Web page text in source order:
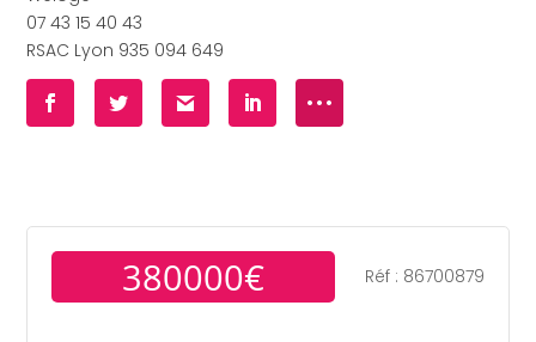
07 43 15 40 43
RSAC Lyon 935 094 649
380000€ Réf : 86700879